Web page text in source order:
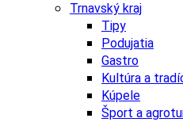
Trnavský kraj
Tipy
Podujatia
Gastro
Kultúra a
Kúpele
Šport a